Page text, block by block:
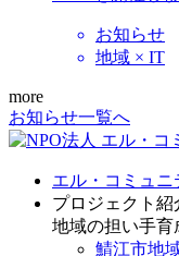
お知らせ
地域 × IT
more
お知らせ一覧へ
エル・コミュニ
プロジェクト紹
地域の担い手育
鯖江市地